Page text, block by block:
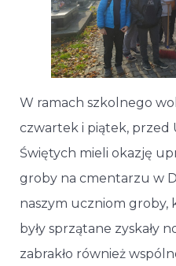
W ramach szkolnego
czwartek i piątek, przed
Świętych mieli okazję
groby na cmentarzu w
naszym uczniom groby,
były sprzątane zyskały
zabrakło również